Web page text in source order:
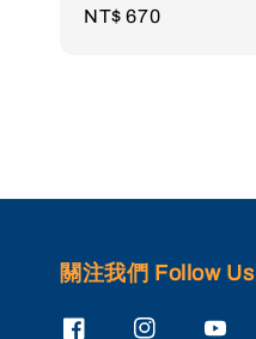
Regular
NT$ 670
關注我們 Follow Us